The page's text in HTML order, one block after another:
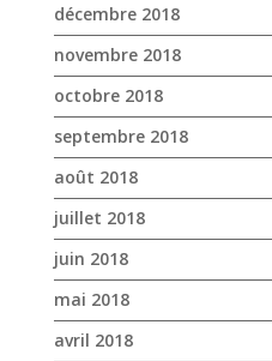
décembre 2018
novembre 2018
octobre 2018
septembre 2018
août 2018
juillet 2018
juin 2018
mai 2018
avril 2018